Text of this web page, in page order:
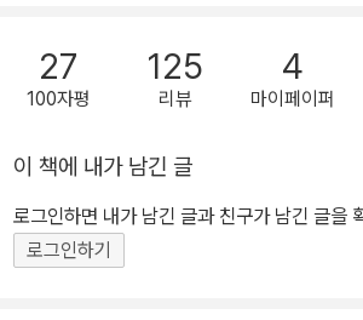
이기호·편혜영·백가흠 등 지금 한국문학의 중
본심위원으로 위촉했다. 이번 제11회 혼불문
편소설이 응모되었다. 심사위원회는 “혼불문학상의 위상을 재정립하
모으고 그에 합당한 작품을 찾기 위해 장고”를
리가 희망을 안고 살아야 하는 이유”를 느끼게
소설 『플라멩코 추는 남자』를 수상작으로 선
27
100자평
125
리뷰
4
마이페이퍼
이 책에 내가 남긴 글
로그인하면 내가 남긴 글과 친구가 남긴 글을
로그인하기